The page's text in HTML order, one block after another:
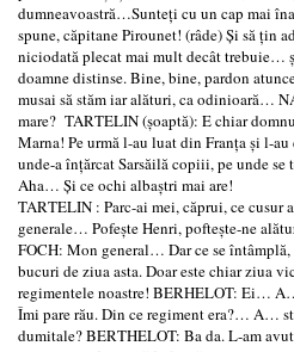
dumneavoastră…Sunteţi cu un cap mai
spune, căpitane Pirounet! (râde) Şi să ţin
niciodată plecat mai mult decât trebuie…
doamne distinse. Bine, bine, pardon
musai să stăm iar alături, ca odinioară…
mare? TARTELIN (şoaptă): E chiar
Marna! Pe urmă l-au luat din Franţa şi l-
unde-a înţărcat Sarsăilă copiii, pe unde
Aha… Şi ce ochi albaştri mai are!
TARTELIN : Parc-ai mei, căprui, ce cusur
generale… Pofeşte Henri, pofteşte-ne
FOCH: Mon general… Dar ce se
bucuri de ziua asta. Doar este chiar ziua
regimentele noastre! BERHELOT: Ei…
Îmi pare rău. Din ce regiment era?… A…
dumitale? BERTHELOT: Ba da. L-am